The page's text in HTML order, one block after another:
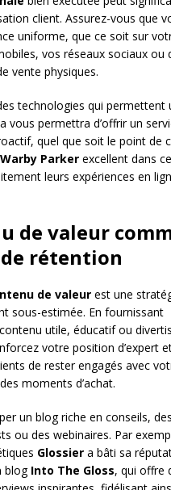
client. Assurez-vous que
uniforme, que ce soit sur
vos réseaux sociaux ou
vente physiques.
technologies qui permettent
vous permettra d’offrir un
quel que soit le point de
Warby Parker excellent dans
leurs expériences en
de valeur
rétention
de valeur est une
sous-estimée. En fournissant
utile, éducatif ou
votre position d’expert
de rester engagés avec
moments d’achat.
un blog riche en conseils,
ou des webinaires. Par
Glossier a bâti sa
blog Into The Gloss, qui offre